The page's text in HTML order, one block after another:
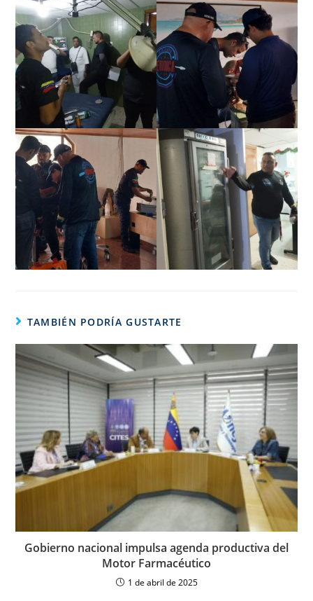
TAMBIÉN PODRÍA GUSTARTE
Gobierno nacional impulsa agenda productiva del
Motor Farmacéutico
1 de abril de 2025